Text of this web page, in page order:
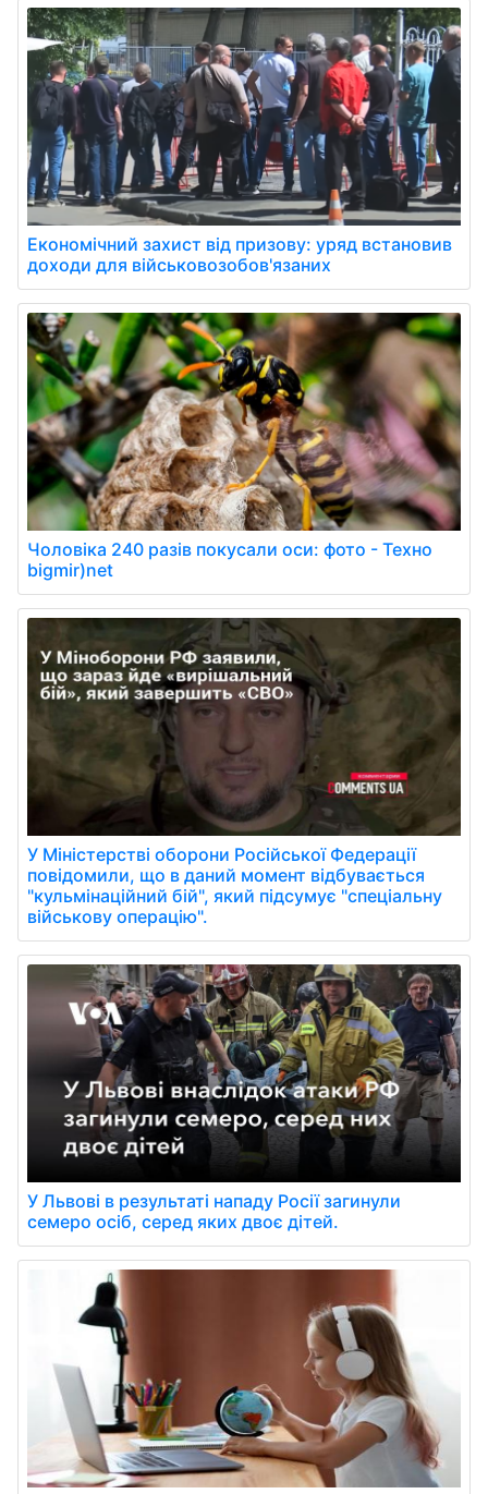
Економічний захист від призову: уряд встановив
доходи для військовозобов'язаних
Чоловіка 240 разів покусали оси: фото - Техно
bigmir)net
У Міністерстві оборони Російської Федерації
повідомили, що в даний момент відбувається
"кульмінаційний бій", який підсумує "спеціальну
військову операцію".
У Львові в результаті нападу Росії загинули
семеро осіб, серед яких двоє дітей.